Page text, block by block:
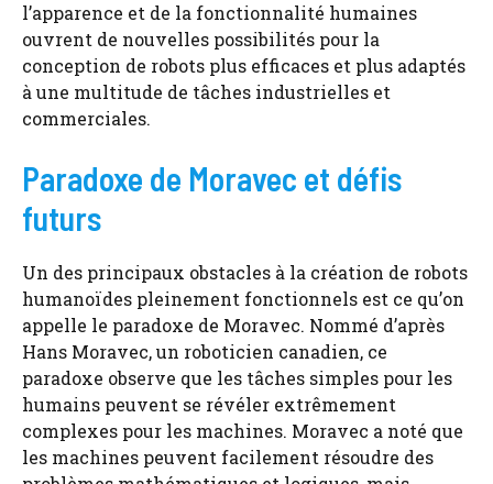
l’apparence et de la fonctionnalité humaines
ouvrent de nouvelles possibilités pour la
conception de robots plus efficaces et plus adaptés
à une multitude de tâches industrielles et
commerciales.
Paradoxe de Moravec et défis
futurs
Un des principaux obstacles à la création de robots
humanoïdes pleinement fonctionnels est ce qu’on
appelle le paradoxe de Moravec. Nommé d’après
Hans Moravec, un roboticien canadien, ce
paradoxe observe que les tâches simples pour les
humains peuvent se révéler extrêmement
complexes pour les machines. Moravec a noté que
les machines peuvent facilement résoudre des